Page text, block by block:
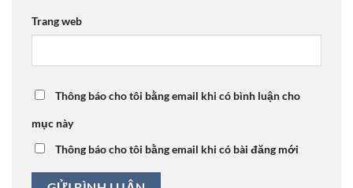
Trang web
Thông báo cho tôi bằng email khi có bình luận cho
mục này
Thông báo cho tôi bằng email khi có bài đăng mới